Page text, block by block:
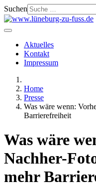
Suchen
Aktuelles
Kontakt
Impressum
Home
Presse
Was wäre wenn:
Barrierefreiheit
Was wäre
Nachher-
mehr